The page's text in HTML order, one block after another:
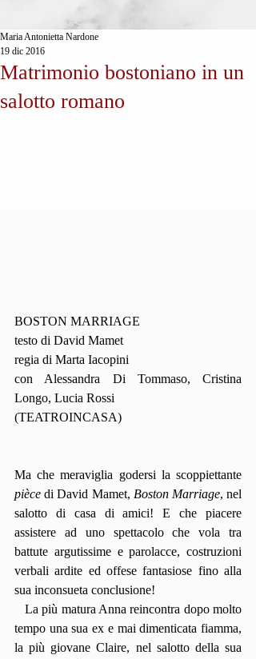
Matrimonio bostoniano in un
salotto romano
Maria Antonietta Nardone
19 dic 2016
BOSTON MARRIAGE
testo di David Mamet
regia di Marta Iacopini
con Alessandra Di Tommaso, Cristina
Longo, Lucia Rossi
(TEATROINCASA)
pièce di David Mamet, Boston Marriage, nel
salotto di casa di amici! E che piacere
assistere ad uno spettacolo che vola tra
battute argutissime e parolacce, costruzioni
verbali ardite ed offese fantasiose fino alla
sua inconsueta conclusione!
tempo una sua ex e mai dimenticata fiamma,
la più giovane Claire, nel salotto della sua